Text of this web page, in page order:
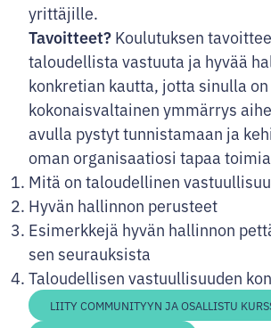
yrittäjille.
Tavoitteet? Koulutuksen
taloudellista vastuuta ja hyvää
konkretian kautta, jotta sinulla on
kokonaisvaltainen ymmärrys
avulla pystyt tunnistamaan ja
oman organisaatiosi tapaa
Mitä on taloudellinen
Hyvän hallinnon perusteet
Esimerkkejä hyvän hallinnon
sen seurauksista
Taloudellisen vastuullisuuden
LIITY COMMUNITYYN JA OSALLISTU